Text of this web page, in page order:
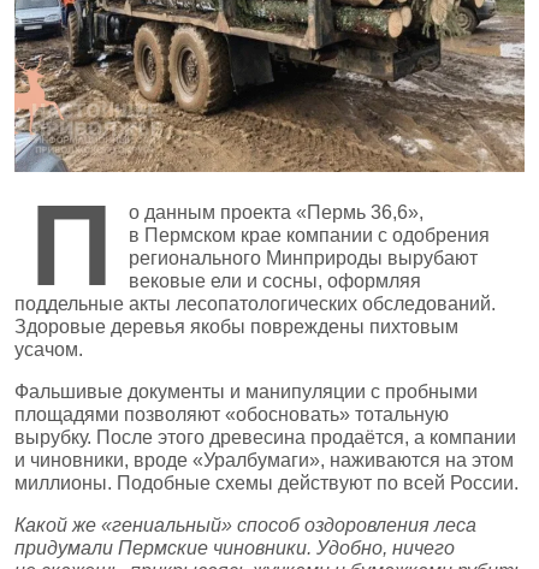
П
о данным проекта «Пермь 36,6»,
в Пермском крае компании с одобрения
регионального Минприроды вырубают
вековые ели и сосны, оформляя
поддельные акты лесопатологических обследований.
Здоровые деревья якобы повреждены пихтовым
усачом.
Фальшивые документы и манипуляции с пробными
площадями позволяют «обосновать» тотальную
вырубку. После этого древесина продаётся, а компании
и чиновники, вроде «Уралбумаги», наживаются на этом
миллионы. Подобные схемы действуют по всей России.
Какой же «гениальный» способ оздоровления леса
придумали Пермские чиновники. Удобно, ничего